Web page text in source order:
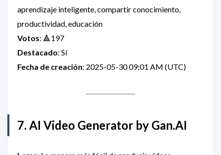
aprendizaje inteligente, compartir conocimiento,
productividad, educación
Votos: 🔺197
Destacado: Sí
Fecha de creación: 2025-05-30 09:01 AM (UTC)
7. AI Video Generator by Gan.AI